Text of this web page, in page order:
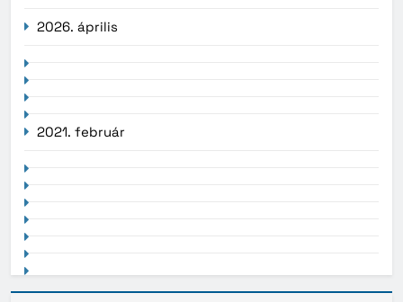
2026. április
2021. február